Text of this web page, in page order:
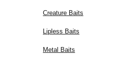
Creature Baits
Lipless Baits
Metal Baits